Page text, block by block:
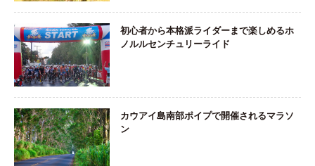
初心者から本格派ライダーまで楽しめるホ
ノルルセンチュリーライド
カウアイ島南部ポイプで開催されるマラソ
ン